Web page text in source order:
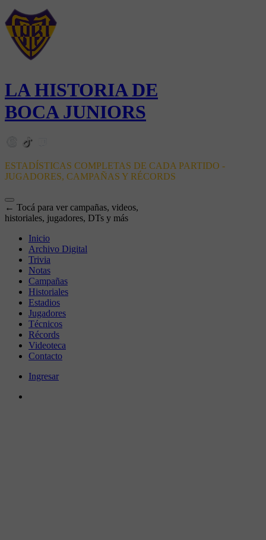
LA HISTORIA DE
BOCA JUNIORS
ESTADÍSTICAS COMPLETAS DE CADA PARTIDO -
JUGADORES, CAMPAÑAS Y RÉCORDS
← Tocá para ver campañas, videos,
historiales, jugadores, DTs y más
Inicio
Archivo Digital
Trivia
Notas
Campañas
Historiales
Estadios
Jugadores
Técnicos
Récords
Videoteca
Contacto
Ingresar